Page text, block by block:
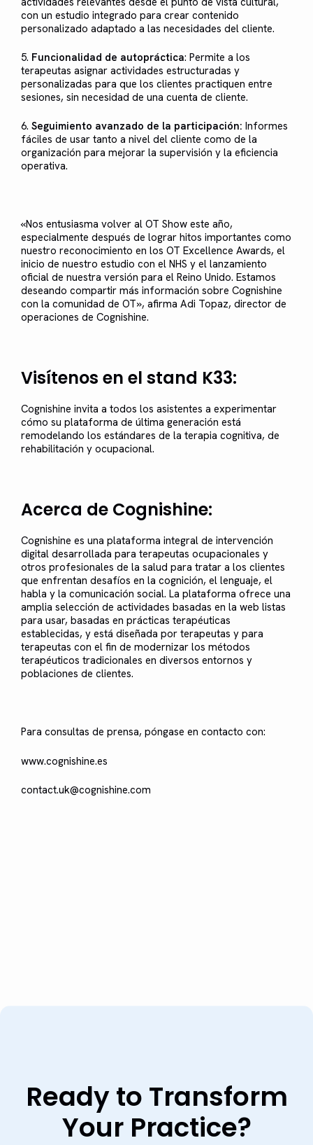
con un estudio integrado para crear contenido
personalizado adaptado a las necesidades del cliente.
5. Funcionalidad de autopráctica: Permite a los
terapeutas asignar actividades estructuradas y
personalizadas para que los clientes practiquen entre
sesiones, sin necesidad de una cuenta de cliente.
6. Seguimiento avanzado de la participación: Informes
fáciles de usar tanto a nivel del cliente como de la
organización para mejorar la supervisión y la eficiencia
operativa.
«Nos entusiasma volver al OT Show este año,
especialmente después de lograr hitos importantes como
nuestro reconocimiento en los OT Excellence Awards, el
inicio de nuestro estudio con el NHS y el lanzamiento
oficial de nuestra versión para el Reino Unido. Estamos
deseando compartir más información sobre Cognishine
con la comunidad de OT», afirma Adi Topaz, director de
operaciones de Cognishine.
Visítenos en el stand K33:
Cognishine invita a todos los asistentes a experimentar
cómo su plataforma de última generación está
remodelando los estándares de la terapia cognitiva, de
rehabilitación y ocupacional.
Acerca de Cognishine:
Cognishine es una plataforma integral de intervención
digital desarrollada para terapeutas ocupacionales y
otros profesionales de la salud para tratar a los clientes
que enfrentan desafíos en la cognición, el lenguaje, el
habla y la comunicación social. La plataforma ofrece una
amplia selección de actividades basadas en la web listas
para usar, basadas en prácticas terapéuticas
establecidas, y está diseñada por terapeutas y para
terapeutas con el fin de modernizar los métodos
terapéuticos tradicionales en diversos entornos y
poblaciones de clientes.
Para consultas de prensa, póngase en contacto con:
www.cognishine.es
contact.uk@cognishine.com
Ready to Transform
Your Practice?